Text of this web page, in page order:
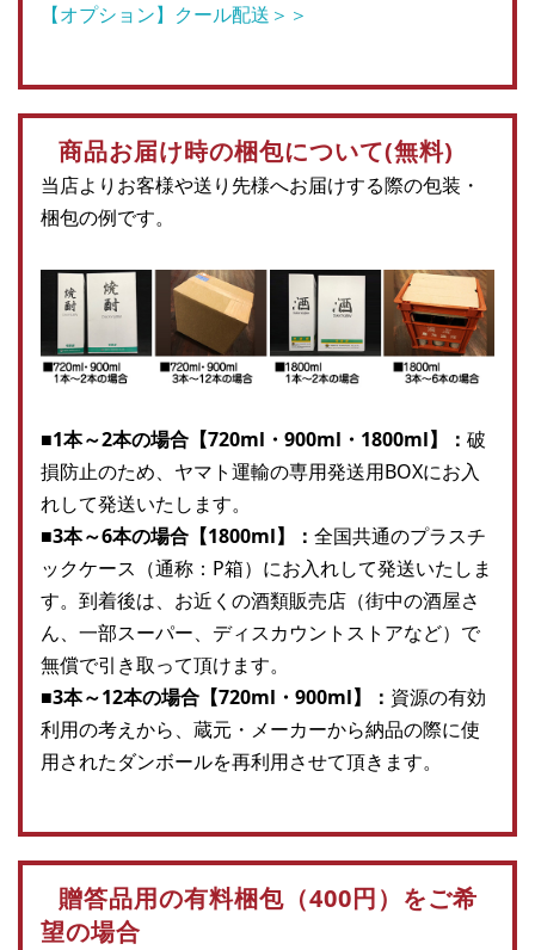
【オプション】クール配送＞＞
商品お届け時の梱包について(無料)
当店よりお客様や送り先様へお届けする際の包装・
梱包の例です。
■1本～2本の場合【720ml・900ml・1800ml】： 破
損防止のため、ヤマト運輸の専用発送用BOXにお入
れして発送いたします。
■3本～6本の場合【1800ml】： 全国共通のプラスチ
ックケース（通称：P箱）にお入れして発送いたしま
す。到着後は、お近くの酒類販売店（街中の酒屋さ
ん、一部スーパー、ディスカウントストアなど）で
無償で引き取って頂けます。
■3本～12本の場合【720ml・900ml】： 資源の有効
利用の考えから、蔵元・メーカーから納品の際に使
用されたダンボールを再利用させて頂きます。
贈答品用の有料梱包（400円）をご希
望の場合